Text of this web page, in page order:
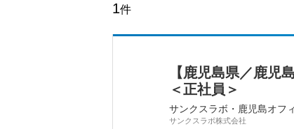
1件
【鹿児島県／鹿児
＜正社員＞
サンクスラボ・鹿児島オフ
サンクスラボ株式会社